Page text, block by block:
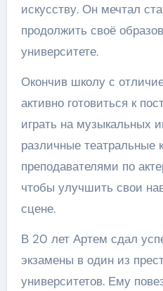
искусству. Он мечтал
продолжить своё
университете.
Окончив школу с
активно готовиться к
играть на музыкальных
различные театральные
преподавателями по
чтобы улучшить свои
сцене.
В 20 лет Артем сдал
экзамены в один из
университетов. Ему